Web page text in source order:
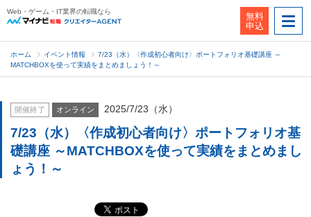
Web・ゲーム・IT業界の転職なら
無料
申込
ホーム イベント情報
7/23（水）〈作成初心者向け〉ポートフォリオ基礎講座 ～
MATCHBOXを使って実績をまとめましょう！～
開催終了 オンライン 2025/7/23（水）
7/23（水）〈作成初心者向け〉ポートフォリオ基
礎講座 ～MATCHBOXを使って実績をまとめまし
ょう！～